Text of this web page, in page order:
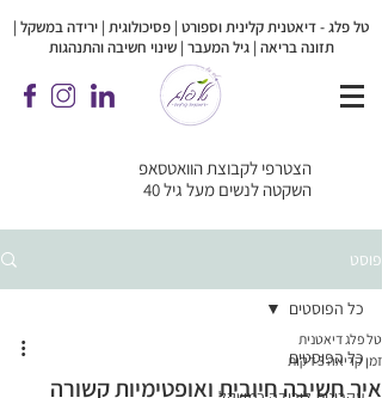
טל פלג - דיאטנית קלינית וספורט | פסיכולוגית | ירידה במשקל |
תזונה בריאה | גיל המעבר | שינוי חשיבה והתנהגות
הצטרפי לקבוצת הוואטסאפ
השקטה לנשים מעל גיל 40
פוסט
כל הפוסטים
כל הפוסטים
איך חשיבה חיובית ואופטימיות קשורה
טל פלג דיאטנית
זמן קריאה 3 דקות